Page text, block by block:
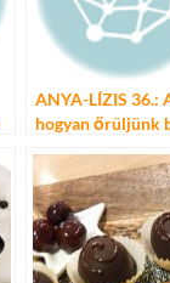
ANYA-LÍZIS 36.:
hogyan őrüljünk